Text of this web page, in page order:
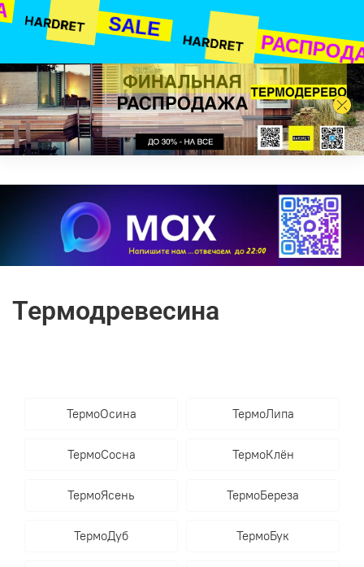
Термодревесина
ТермоОсина ТермоЛипа
ТермоСосна ТермоКлён
ТермоЯсень ТермоБереза
ТермоДуб ТермоБук
SALE